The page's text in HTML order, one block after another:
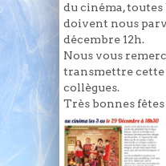
du cinéma,
doivent nous
décembre 12h.
Nous vous
transmettre
collègues.
Très bonnes fêtes